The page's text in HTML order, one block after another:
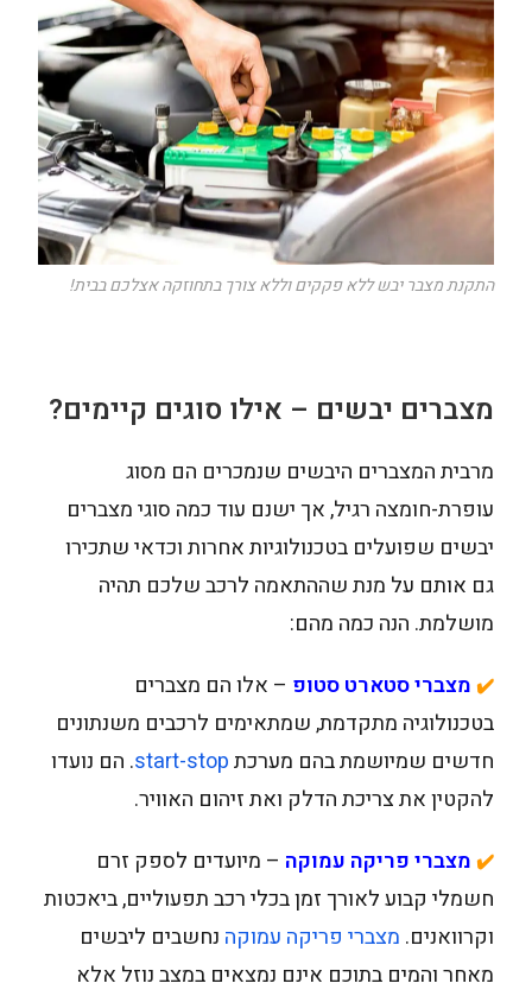
התקנת מצבר יבש ללא פקקים וללא צורך בתחוזקה אצלכם בבית!
מצברים יבשים – אילו סוגים קיימים?
מרבית המצברים היבשים שנמכרים הם מסוג
עופרת-חומצה רגיל, אך ישנם עוד כמה סוגי מצברים
יבשים שפועלים בטכנולוגיות אחרות וכדאי שתכירו
גם אותם על מנת שההתאמה לרכב שלכם תהיה
מושלמת. הנה כמה מהם:
✔️ מצברי סטארט סטופ – אלו הם מצברים
בטכנולוגיה מתקדמת, שמתאימים לרכבים משנתונים
חדשים שמיושמת בהם מערכתstart-stop. הם נועדו
להקטין את צריכת הדלק ואת זיהום האוויר.
✔️ מצברי פריקה עמוקה – מיועדים לספק זרם
חשמלי קבוע לאורך זמן בכלי רכב תפעוליים, ביאכטות
וקרוואנים. מצברי פריקה עמוקה נחשבים ליבשים
מאחר והמים בתוכם אינם נמצאים במצב נוזל אלא